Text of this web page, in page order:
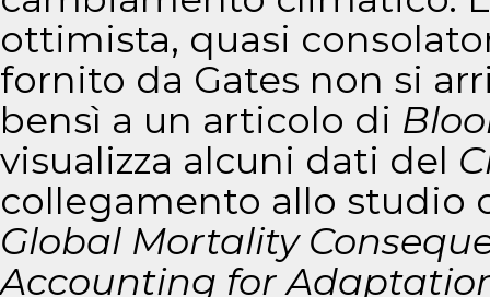
ottimista, quasi
fornito da Gates non si
bensì a un articolo di
visualizza alcuni dati del
collegamento allo
Global Mortality
Accounting for